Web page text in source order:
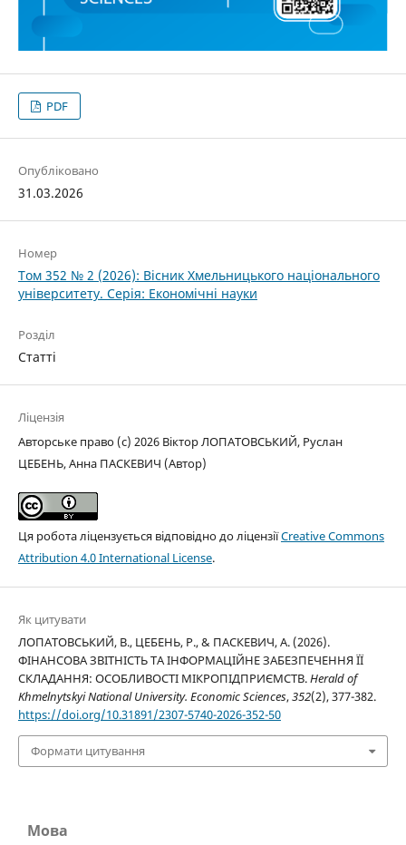
PDF
Опубліковано
31.03.2026
Номер
Том 352 № 2 (2026): Вісник Хмельницького національного
університету. Серія: Економічні науки
Розділ
Статті
Ліцензія
Авторське право (c) 2026 Віктор ЛОПАТОВСЬКИЙ, Руслан
ЦЕБЕНЬ, Анна ПАСКЕВИЧ (Автор)
Ця робота ліцензується відповідно до ліцензіїCreative Commons
Attribution 4.0 International License.
Як цитувати
ЛОПАТОВСЬКИЙ, В., ЦЕБЕНЬ, Р., & ПАСКЕВИЧ, А. (2026).
ФІНАНСОВА ЗВІТНІСТЬ ТА ІНФОРМАЦІЙНЕ ЗАБЕЗПЕЧЕННЯ ЇЇ
СКЛАДАННЯ: ОСОБЛИВОСТІ МІКРОПІДПРИЄМСТВ.Herald of
Khmelnytskyi National University. Economic Sciences,352(2), 377-382.
https://doi.org/10.31891/2307-5740-2026-352-50
Формати цитування
Мова